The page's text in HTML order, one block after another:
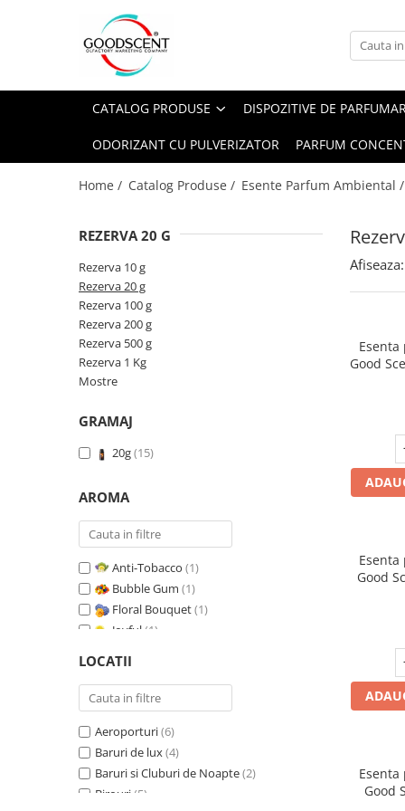
Catalog Produse
Odorizant cu Pulverizator
Dispozitive de Parfumare Ambientală
Industriale (HVAC)
Esente Parfum Ambiental
Rezerva 100 g
Rezerva 500 g
Rezerva 1 Kg
CATALOG PRODUSE DISPOZITIVE DE
ODORIZANT CU PULVERIZATOR PARFUM
Home / Catalog Produse / Esente Parfum Ambiental /
REZERVA 20 G
Rezerva 10 g
Rezerva 20 g
Rezerva 100 g
Rezerva 200 g
Rezerva 500 g
Rezerva 1 Kg
Mostre
GRAMAJ
20g(15)
AROMA
Anti-Tobacco (1)
Bubble Gum (1)
Floral Bouquet(1)
Joyful (1)
Marine Breeze
Orange & Fresh Cinnamon
Oriental Amber(1)
Pure White Musc
Red Fruit Bubble
Red Grapes(1)
Relaxing Lavender
LOCATII
Aeroporturi(6)
Baruri de lux(4)
Baruri si Cluburi de Noapte(2)
Birouri (5)
Afiseaza:
Good
Good
Good